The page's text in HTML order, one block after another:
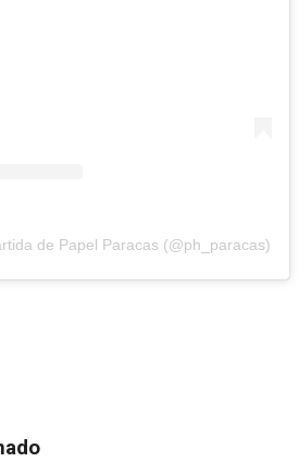
de Papel Paracas (@ph_paracas)